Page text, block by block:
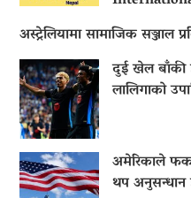
अस्ट्रेलियामा सामाजिक सञ्जाल
दुई खेल बाँकी
लालिगाको
अमेरिकाले
थप